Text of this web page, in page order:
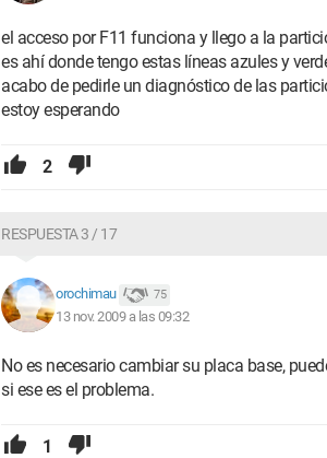
el acceso por F11 funciona y llego a la
es ahí donde tengo estas líneas azules y
acabo de pedirle un diagnóstico de las
estoy esperando
2
RESPUESTA 3 / 17
orochimau 75
13 nov. 2009 a las 09:32
No es necesario cambiar su placa base,
si ese es el problema.
1